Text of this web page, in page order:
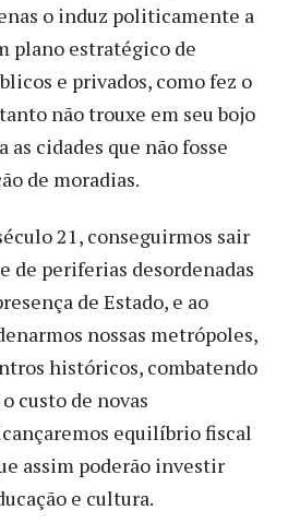
o induz politicamente a
plano estratégico de
e privados, como fez o
não trouxe em seu bojo
as cidades que não fosse
de moradias.
21, conseguirmos sair
de periferias desordenadas
de Estado, e ao
nossas metrópoles,
históricos, combatendo
custo de novas
equilíbrio fiscal
assim poderão investir
e cultura.